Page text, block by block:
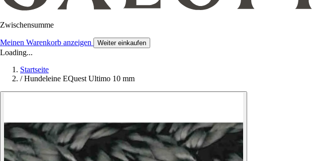
Zwischensumme
Meinen Warenkorb anzeigen Weiter einkaufen
Loading...
Startseite
/ Hundeleine EQuest Ultimo 10 mm